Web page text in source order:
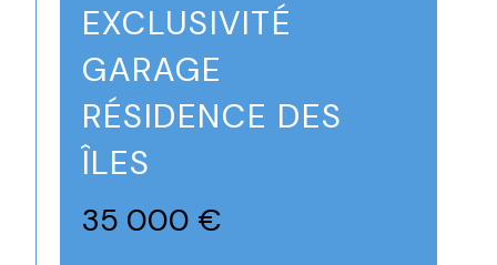
EXCLUSIVITÉ
GARAGE
RÉSIDENCE DES
ÎLES
35 000 €